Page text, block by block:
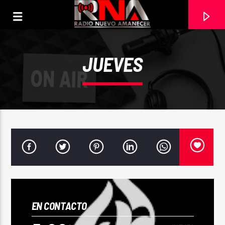
ESTA CAYENDO (JOSE LUIS REYES)
JUEVES
EN CONTACTO